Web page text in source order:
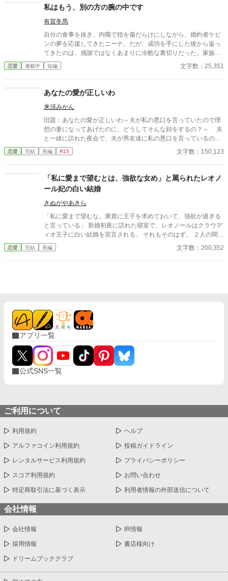
だって、もう誰かに振り回されるなんて嫌。 慰謝料もらって悠々
自適なシングルライフ。 別居、自立して、左団扇の人生送ってみ
せますわ。 だけど元・夫も、従兄も、世間も――私を放ってはく
れないみたい？ 「……何それ、私の人生、まだ波乱あるの？」 は
い、あります。盛りだくさんで。 元・男、今・女。 “白い結婚か
らの離縁”から始まる、人生劇場ここに開幕。 -----『白い結婚の行
話です。
私はもう、別の方の腕の中です
有賀冬馬
自分の食事を抜き、内職で指を傷だらけにしながら、婚約者ケビ
ンの夢を応援してきたニーナ。だが、成功を手にした彼から返っ
てきたのは、感謝ではなくあまりに冷酷な裏切りだった。家族か
らも見放され、絶望の泥濘に沈む彼女の前に現れたのは、かつて
命を救った「名もなき騎士」……今や最強の権力者となったアー
物の愛を知りました」 後悔に狂う元婚約者を余所に、ニーナは騎
士団長からの過保護なまでの溺愛に包まれていく。
恋愛 連載中 短編 文字数：25,351
あなたの愛が正しいわ
来須みかん
旧題：あなたの愛が正しいわ～夫が私の悪口を言っていたので理
想の妻になってあげたのに、どうしてそんな顔をするの？～ 夫
と一緒に訪れた夜会で、夫が男友達に私の悪口を言っているのを
聞いてしまった。そのことをきっかけに、私は夫の理想の妻にな
ることを決める。それまで夫を心の底から愛して尽くしていたけ
私は、生まれ変わったように清々しい気分になっていた。 一
方、夫は妻の変化に戸惑い、誤解があったことに気がつき、自分
の今までの酷い態度を謝ったが、妻は美しい笑みを浮かべてこう
いった。 「いいえ、間違っていたのは私のほう。あなたの愛が正
しいわ」
恋愛 完結 長編 R15 文字数：150,123
「私に愛まで望むとは、強欲な女め」と罵られたレオノ
ール妃の白い結婚
きぬがやあきら
「私に愛まで望むな。褒賞に王子を求めておいて、強欲が過ぎる
と言っている」 新婚初夜に訪れた寝室で、レオノールはクラウデ
ィオ王子に白い結婚を宣言される。 それもそのはず。 ２人の間に
愛はないーーどころか、この結婚はレオノールが魔王討伐の褒美
にと国王に要求したものだった。 でも、王子を望んだレオノール
恋愛 完結 長編 文字数：200,352
アプリ一覧
公式SNS一覧
ご利用について
利用規約 ヘルプ
アルファコイン利用規約 投稿ガイドライン
レンタルサービス利用規約 プライバシーポリシー
スコア利用規約 お問い合わせ
特定商取引法に基づく表示 利用者情報の外部送信について
会社情報
会社情報 IR情報
採用情報 書店様向け
ドリームブッククラブ